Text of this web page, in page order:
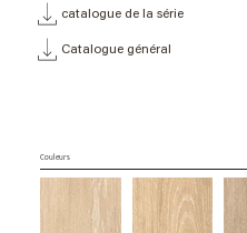
catalogue de la série
Catalogue général
Couleurs